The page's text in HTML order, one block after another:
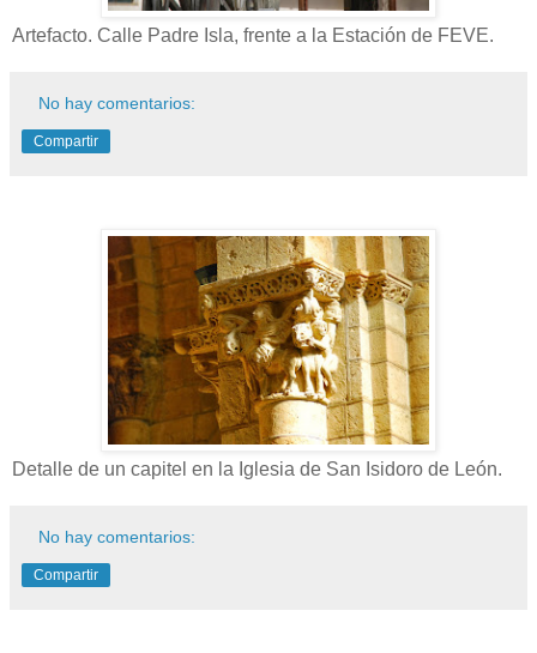
Artefacto. Calle Padre Isla, frente a la Estación de FEVE.
No hay comentarios:
Compartir
Detalle de un capitel en la Iglesia de San Isidoro de León.
No hay comentarios:
Compartir